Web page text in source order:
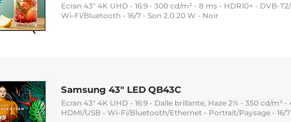
Ecran 43" 4K UHD - 16:9 - 300 cd/m² - 8 ms - HDR10+ - DVB-
Wi-Fi/Bluetooth - 16/7 - Son 2.0 20 W - Noir
Samsung 43" LED QB43C
Ecran 43" 4K UHD - 16:9 - Dalle brillante, Haze 2% - 350 cd/m² -
HDMI/USB - Wi-Fi/Bluetooth/Ethernet - Portrait/Paysage - 16/